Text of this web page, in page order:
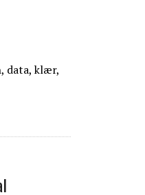
data, klær,